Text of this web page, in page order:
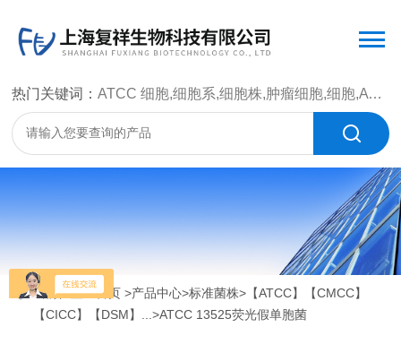
热门关键词：ATCC 细胞,细胞系,细胞株,肿瘤细胞,细胞,ATCC 菌种，CMCC 菌种，标准菌株，质控菌种，微生物菌种，菌株，菌种
当前位置：首页>产品中心>标准菌株> 【ATCC】【CMCC】
【CICC】【DSM】...>ATCC 13525荧光假单胞菌